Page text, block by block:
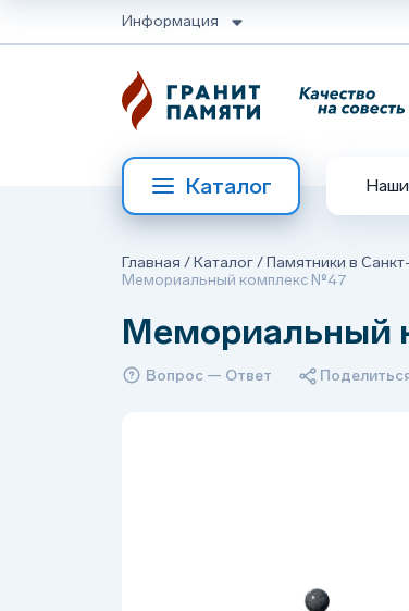
Информация
Каталог
Главная /Каталог/Памятники в
Мемориальный комплекс №47
Мемориальный
Вопрос — Ответ